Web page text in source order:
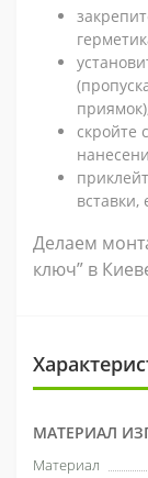
скройте
вставки,
Делаем
ключ” в
МАТЕРИАЛ
Материал